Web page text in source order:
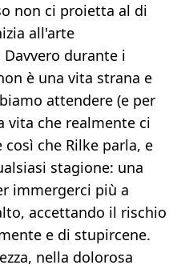
non ci proietta al di
all'arte
durante i
è una vita strana e
attendere (e per
vita che realmente ci
che Rilke parla, e
stagione: una
immergerci più a
accettando il rischio
e di stupircene.
nella dolorosa